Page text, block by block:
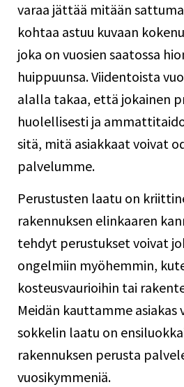
varaa jättää mitään
kohtaa astuu kuvaan
joka on vuosien saatossa
huippuunsa. Viidentoista
alalla takaa, että jokainen
huolellisesti ja
sitä, mitä asiakkaat voivat
palvelumme.
Perustusten laatu on
rakennuksen elinkaaren
tehdyt perustukset voivat
ongelmiin myöhemmin,
kosteusvaurioihin tai
Meidän kauttamme
sokkelin laatu on
rakennuksen perusta
vuosikymmeniä.